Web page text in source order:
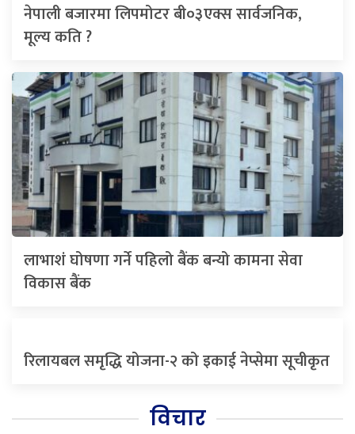
नेपाली बजारमा लिपमोटर बी०३एक्स सार्वजनिक,
मूल्य कति ?
लाभाशं घोषणा गर्ने पहिलो बैंक बन्यो कामना सेवा
विकास बैंक
रिलायबल समृद्धि योजना-२ को इकाई नेप्सेमा सूचीकृत
विचार